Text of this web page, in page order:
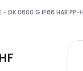
- DK 0600 G IP66 HAR PP-